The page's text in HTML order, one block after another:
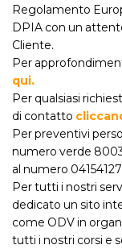
Regolamento
DPIA con un
Cliente.
Per
qui.
Per qualsiasi
di contatto c
Per preventivi
numero verde
al numero
Per tutti i nostri
dedicato un sito
come ODV in
tutti i nostri corsi e